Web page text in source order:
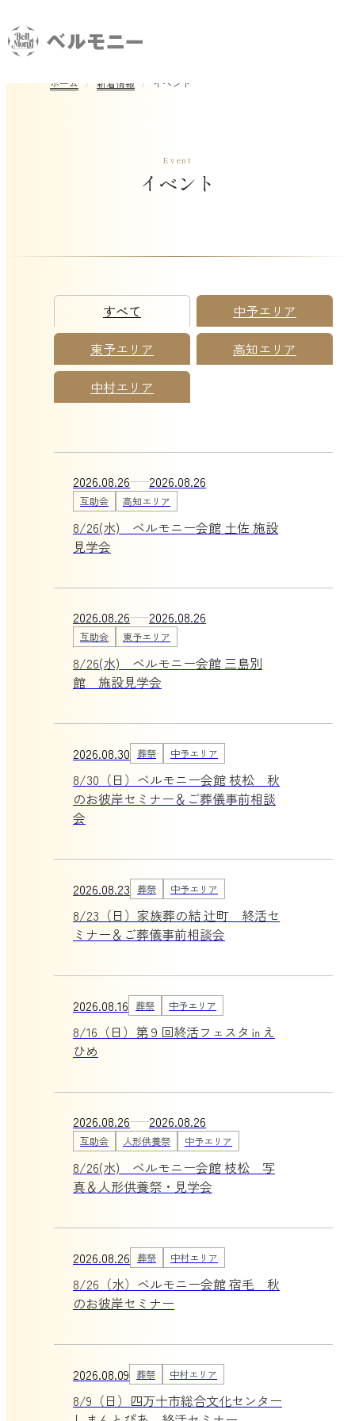
ホーム 新着情報 イベント
Event
イベント
すべて
中予エリア
東予エリア
高知エリア
中村エリア
2026.08.26 2026.08.26
互助会 高知エリア
8/26(水) ベルモニー会館 土佐 施設
見学会
2026.08.26 2026.08.26
互助会 東予エリア
8/26(水) ベルモニー会館 三島別
館 施設見学会
2026.08.30 葬祭 中予エリア
8/30（日）ベルモニー会館 枝松 秋
のお彼岸セミナー＆ご葬儀事前相談
会
2026.08.23 葬祭 中予エリア
8/23（日）家族葬の結 辻町 終活セ
ミナー＆ご葬儀事前相談会
2026.08.16 葬祭 中予エリア
8/16（日）第９回終活フェスタ㏌え
ひめ
2026.08.26 2026.08.26
互助会 人形供養祭 中予エリア
8/26(水) ベルモニー会館 枝松 写
真＆人形供養祭・見学会
2026.08.26 葬祭 中村エリア
8/26（水）ベルモニー会館 宿毛 秋
のお彼岸セミナー
2026.08.09 葬祭 中村エリア
8/9（日）四万十市総合文化センター